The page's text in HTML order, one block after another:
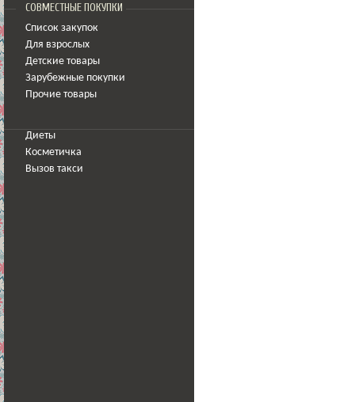
СОВМЕСТНЫЕ ПОКУПКИ
Список закупок
Для взрослых
Детские товары
Зарубежные покупки
Прочие товары
Диеты
Косметичка
Вызов такси